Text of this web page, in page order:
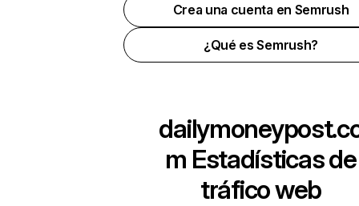
Crea una cuenta en Semrush
¿Qué es Semrush?
m Estadísticas de
tráfico web